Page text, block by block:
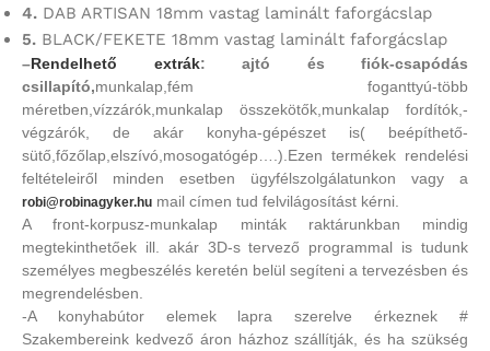
4. DAB ARTISAN 18mm vastag laminált faforgácslap
5. BLACK/FEKETE 18mm vastag laminált faforgácslap
–Rendelhető extrák: ajtó és fiók-csapódás
csillapító,munkalap,fém foganttyú-több
méretben,vízzárók,munkalap összekötők,munkalap fordítók,-
végzárók, de akár konyha-gépészet is( beépíthető-
sütő,főzőlap,elszívó,mosogatógép….).Ezen termékek rendelési
feltételeiről minden esetben ügyfélszolgálatunkon vagy a
robi@robinagyker.hu mail címen tud felvilágosítást kérni.
A front-korpusz-munkalap minták raktárunkban mindig
megtekinthetőek ill. akár 3D-s tervező programmal is tudunk
személyes megbeszélés keretén belül segíteni a tervezésben és
megrendelésben.
-A konyhabútor elemek lapra szerelve érkeznek #
Szakembereink kedvező áron házhoz szállítják, és ha szükség